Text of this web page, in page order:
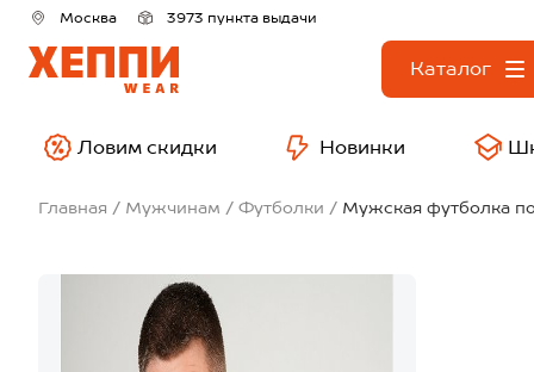
Москва 3973 пункта выдачи
Каталог
Ловим скидки Новинки
Главная Мужчинам Футболки Мужская футболка